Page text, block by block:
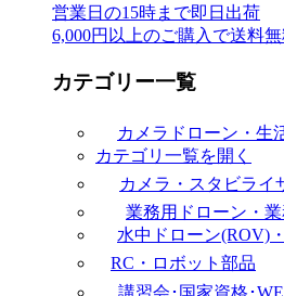
営業日の15時まで即日出荷
6,000円以上のご購入で送料
カテゴリー一覧
カメラドローン・生
カテゴリ一覧を開く
カメラ・スタビライ
業務用ドローン・
水中ドローン(ROV)
RC・ロボット部品
講習会･国家資格･